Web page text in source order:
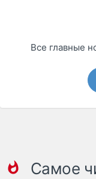
Все главные
Самое